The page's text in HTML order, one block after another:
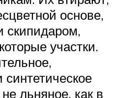
основе,
скипидаром,
участки.
льняное, как в